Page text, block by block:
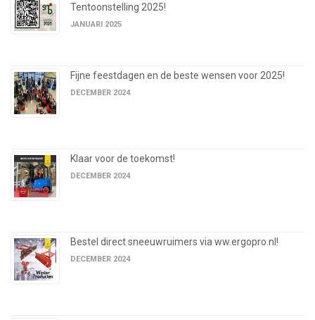
Tentoonstelling 2025!
JANUARI 2025
Fijne feestdagen en de beste wensen voor 2025!
DECEMBER 2024
Klaar voor de toekomst!
DECEMBER 2024
Bestel direct sneeuwruimers via ww.ergopro.nl!
DECEMBER 2024